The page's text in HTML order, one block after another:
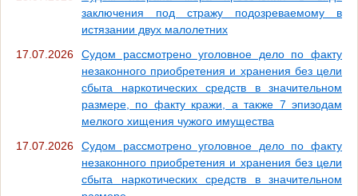
заключения под стражу подозреваемому в
истязании двух малолетних
17.07.2026
Судом рассмотрено уголовное дело по факту
незаконного приобретения и хранения без цели
сбыта наркотических средств в значительном
размере, по факту кражи, а также 7 эпизодам
мелкого хищения чужого имущества
17.07.2026
Судом рассмотрено уголовное дело по факту
незаконного приобретения и хранения без цели
сбыта наркотических средств в значительном